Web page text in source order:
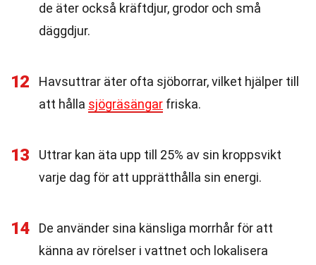
de äter också kräftdjur, grodor och små
däggdjur.
12
Havsuttrar äter ofta sjöborrar, vilket hjälper till
att hålla sjögräsängar friska.
13
Uttrar kan äta upp till 25% av sin kroppsvikt
varje dag för att upprätthålla sin energi.
14
De använder sina känsliga morrhår för att
känna av rörelser i vattnet och lokalisera